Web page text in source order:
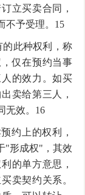
立买卖合同，
不予受理。15
的此种权利，称
仅在预约当事
的效力。如买
卖给第三人，
无效。16
约上的权利，
"形成权"，其效
的单方意思，
卖契约关系。